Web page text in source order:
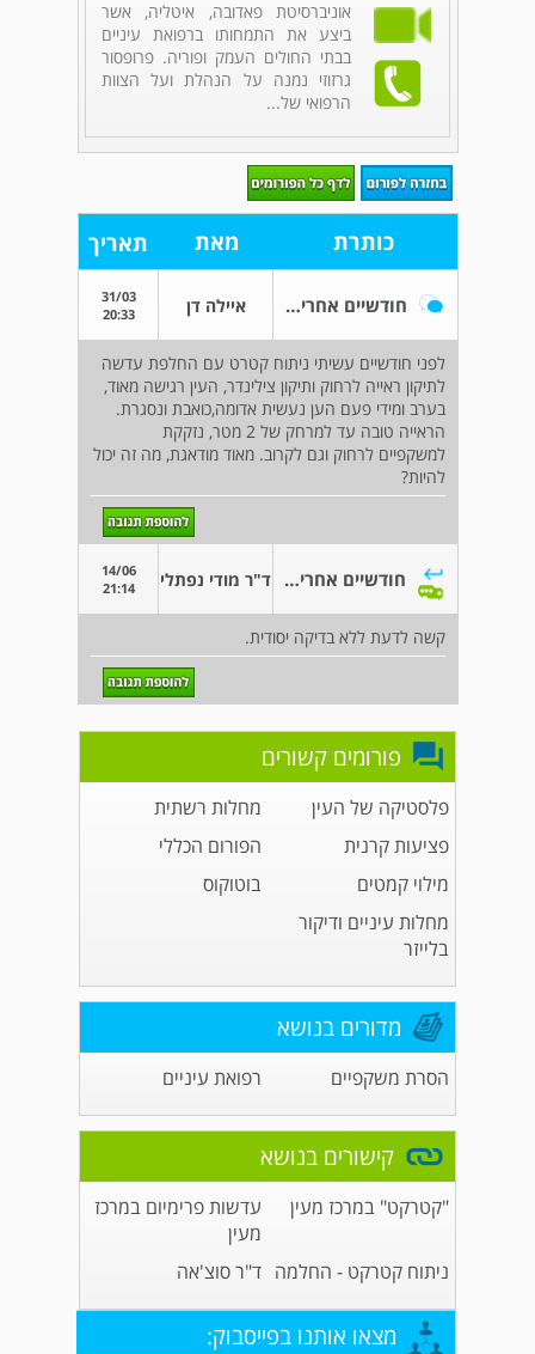
אוניברסיטת פאדובה, איטליה, אשר
ביצע את התמחותו ברפואת עיניים
בבתי החולים העמק ופוריה. פרופסור
גרזוזי נמנה על הנהלת ועל הצוות
הרפואי של...
כותרת מאת תאריך
חודשיים אחרי ועדיין יש כאבים ועוד איילה דן
31/03
20:33
לפני חודשיים עשיתי ניתוח קטרט עם החלפת עדשה
לתיקון ראייה לרחוק ותיקון צילינדר, העין רגישה מאוד,
בערב ומידי פעם הען נעשית אדומה,כואבת ונסגרת.
הראייה טובה עד למרחק של 2 מטר, נזקקת
למשקפיים לרחוק וגם לקרוב. מאוד מודאגת, מה זה יכול
להיות?
חודשיים אחרי ועדיין יש כאבים ועוד ד"ר מודי נפתלי
14/06
21:14
קשה לדעת ללא בדיקה יסודית.
פורומים קשורים
פלסטיקה של העין
מחלות רשתית
פציעות קרנית
הפורום הכללי
מילוי קמטים
בוטוקוס
מחלות עיניים ודיקור
בלייזר
מדורים בנושא
הסרת משקפיים רפואת עיניים
קישורים בנושא
"קטרקט" במרכז מעין
עדשות פרימיום במרכז
מעין
ניתוח קטרקט - החלמה ד"ר סוצ'אה
מצאו אותנו בפייסבוק: